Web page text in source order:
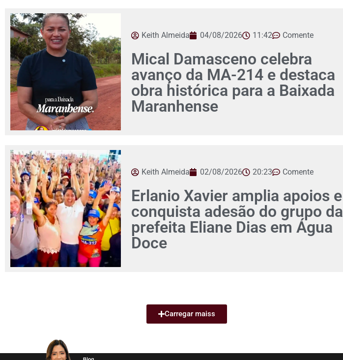
Keith Almeida 04/08/2026 11:42 Comente
Mical Damasceno celebra
avanço da MA-214 e destaca
obra histórica para a Baixada
Maranhense
Keith Almeida 02/08/2026 20:23 Comente
Erlanio Xavier amplia apoios e
conquista adesão do grupo da
prefeita Eliane Dias em Água
Doce
Carregar maiss